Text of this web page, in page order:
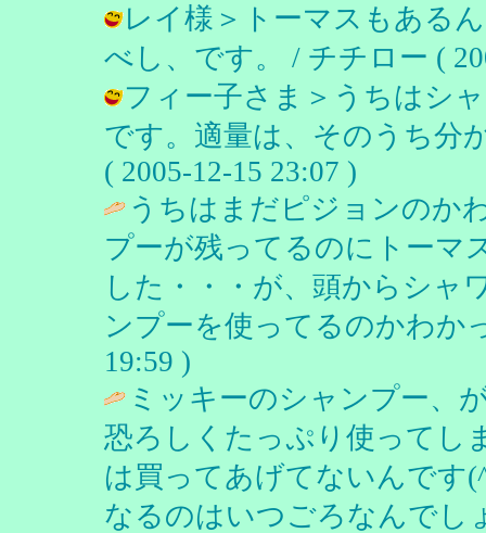
レイ様＞トーマスもある
べし、です。 / チチロー (
フィー子さま＞うちはシ
です。適量は、そのうち分
( 2005-12-15 23:07 )
うちはまだピジョンのか
プーが残ってるのにトーマ
した・・・が、頭からシャ
ンプーを使ってるのかわか
19:59 )
ミッキーのシャンプー、
恐ろしくたっぷり使ってし
は買ってあげてないんです
なるのはいつごろなんでし